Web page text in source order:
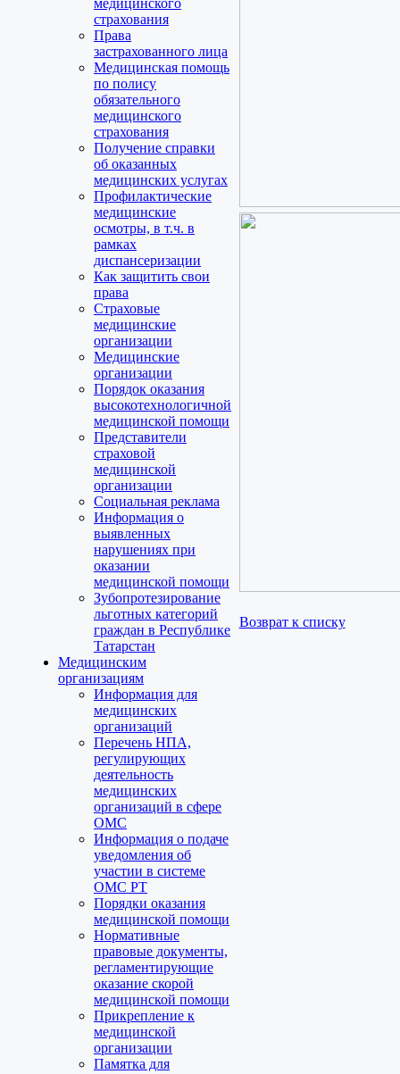
медицинского
страхования
Права
застрахованного лица
Медицинская помощь
по полису
обязательного
медицинского
страхования
Получение справки
об оказанных
медицинских услугах
Профилактические
медицинские
осмотры, в т.ч. в
рамках
диспансеризации
Как защитить свои
права
Страховые
медицинские
организации
Медицинские
организации
Порядок оказания
высокотехнологичной
медицинской помощи
Представители
страховой
медицинской
организации
Социальная реклама
Информация о
выявленных
нарушениях при
оказании
медицинской помощи
Зубопротезирование
льготных категорий
граждан в Республике
Татарстан
Медицинским
организациям
Информация для
медицинских
организаций
Перечень НПА,
регулирующих
деятельность
медицинских
организаций в сфере
ОМС
Информация о подаче
уведомления об
участии в системе
ОМС РТ
Порядки оказания
медицинской помощи
Нормативные
правовые документы,
регламентирующие
оказание скорой
медицинской помощи
Прикрепление к
медицинской
организации
Памятка для
Возврат к списку